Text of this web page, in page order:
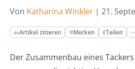
Von Katharina Winkler | 21.
Artikel zitieren Merken Teilen
Der Zusammenbau eines